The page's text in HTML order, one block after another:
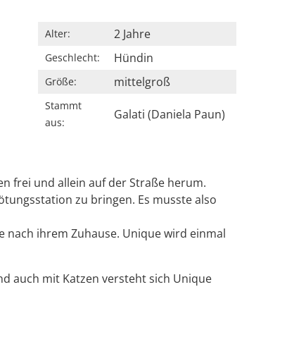
Alter: 2 Jahre
Geschlecht: Hündin
Größe: mittelgroß
Stammt
aus:
Galati (Daniela Paun)
frei und allein auf der Straße herum.
zu bringen. Es musste also
nach ihrem Zuhause. Unique wird einmal
auch mit Katzen versteht sich Unique